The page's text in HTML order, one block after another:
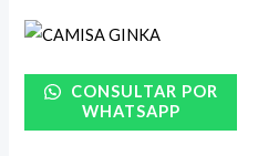
CONSULTAR POR
WHATSAPP